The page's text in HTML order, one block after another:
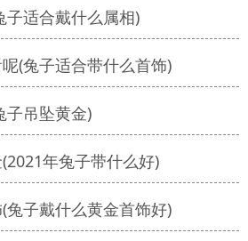
子适合戴什么属相)
(兔子适合带什么首饰)
子吊坠黄金)
年兔子带什么好)
兔子戴什么黄金首饰好)